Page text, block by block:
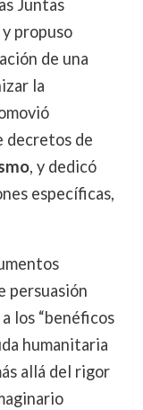
Juntas
propuso
de una
la
decretos de
, y dedicó
específicas,
persuasión
los “benéficos
humanitaria
allá del rigor